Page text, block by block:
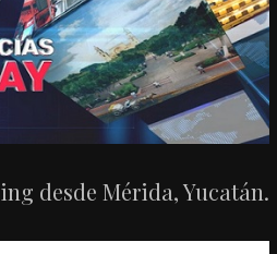
desde Mérida, Yucatán.